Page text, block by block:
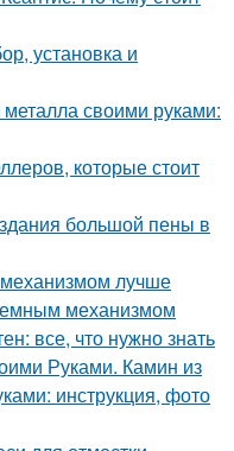
установка и
металла своими руками:
которые стоит
большой пены в
лучше
механизмом
все, что нужно знать
Руками. Камин из
инструкция, фото